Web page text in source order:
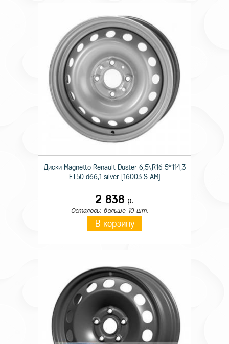
Диски Magnetto Renault Duster 6,5\R16 5*114,3
ET50 d66,1 silver [16003 S AM]
2 838 р.
Осталось: больше 10 шт.
В корзину